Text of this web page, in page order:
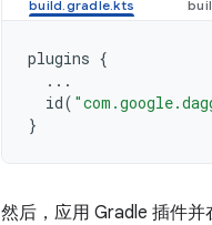
plugins {
...
id(
}
然后，应用 Gradle 插件并